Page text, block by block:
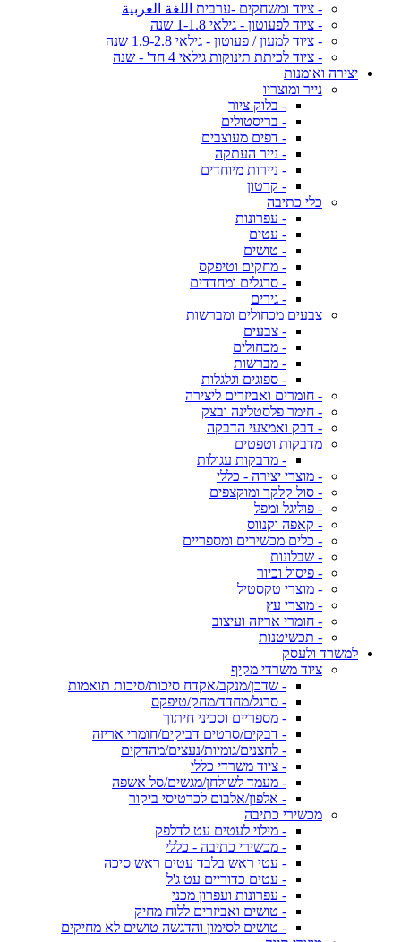
- ציוד ומשחקים -ערבית اللغة العربية
- ציוד לפעוטון - גילאי 1-1.8 שנה
- ציוד למעון / פעוטון - גילאי 1.9-2.8 שנה
- ציוד לכיתת תינוקות גילאי 4 חד' - שנה
יצירה ואומנות
נייר ומוצריו
- בלוק ציור
- בריסטולים
- דפים מעוצבים
- נייר העתקה
- ניירות מיוחדים
- קרטון
כלי כתיבה
- עפרונות
- עטים
- טושים
- מחקים וטיפקס
- סרגלים ומחדדים
- גירים
צבעים מכחולים ומברשות
- צבעים
- מכחולים
- מברשות
- ספוגים וגלגלות
- חומרים ואביזרים ליצירה
- חימר פלסטלינה ובצק
- דבק ואמצעי הדבקה
מדבקות וטפטים
- מדבקות עגולות
- מוצרי יצירה - כללי
- סול קלקר ומוקצפים
- פוליגל ומפל
- קאפה וקנווס
- כלים מכשירים ומספריים
- שבלונות
- פיסול וכיור
- מוצרי טקסטיל
- מוצרי עץ
- חומרי אריזה ועיצוב
- תכשיטנות
למשרד ולעסק
ציוד משרדי מקיף
- שדכן/מנקב/אקדח סיכות/סיכות תואמות
- סרגל/מחדד/מחק/טיפקס
- מספריים וסכיני חיתוך
- דבקים/סרטים דביקים/חומרי אריזה
- לחצנים/גומיות/נעצים/מהדקים
- ציוד משרדי כללי
- מעמד לשולחן/מגשים/סל אשפה
- אלפון/אלבום לכרטיסי ביקור
מכשירי כתיבה
- מילוי לעטים עט לדלפק
- מכשירי כתיבה - כללי
- עטי ראש בלבד עטים ראש סיכה
- עטים כדוריים עט ג'ל
- עפרונות ועפרון מכני
- טושים ואביזרים ללוח מחיק
- טושים לסימון והדגשה טושים לא מחיקים